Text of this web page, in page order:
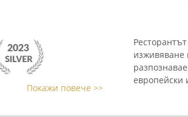
Покажи повече >>
изживяване
европейски